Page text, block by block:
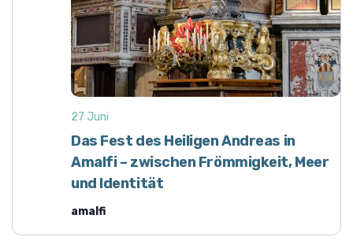
Das Fest des Heiligen Andreas in
Amalfi – zwischen Frömmigkeit, Meer
und Identität
27 Juni
amalfi